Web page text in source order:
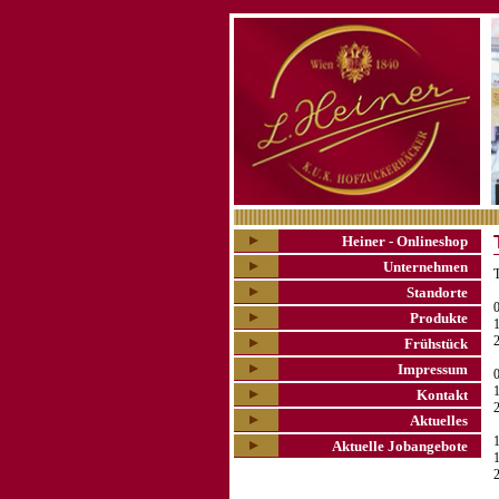
Heiner - Onlineshop
Unternehmen
Standorte
Produkte
Frühstück
Impressum
Kontakt
Aktuelles
Aktuelle Jobangebote